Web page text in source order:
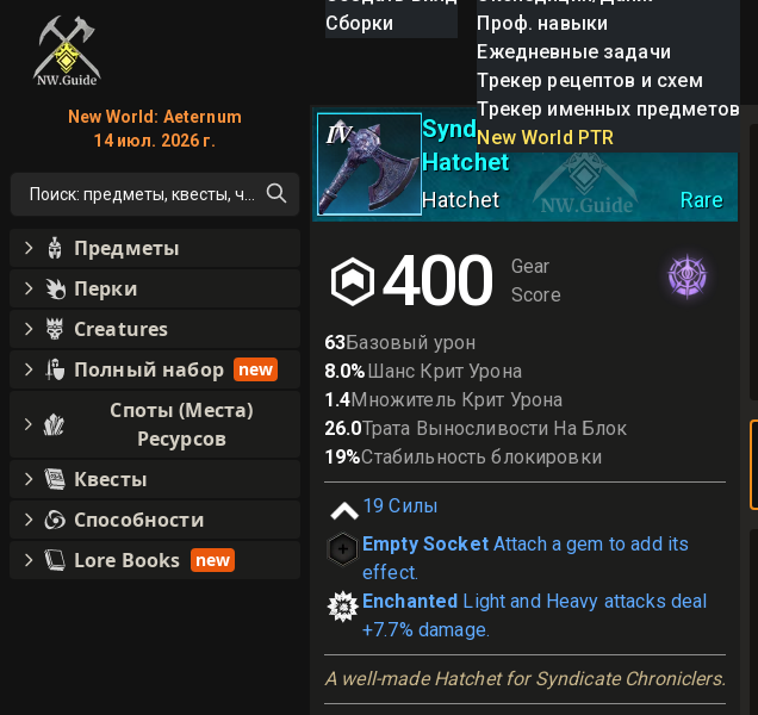
Сборки
Проф. навыки
Ежедневные задачи
Трекер рецептов и схем
Трекер именных предметов
New World PTR
IV
Syndicate Chronicler
Hatchet
Hatchet Rare
400
Gear
Score
63Базовый урон
8.0%Шанс Крит Урона
1.4Множитель Крит Урона
26.0Трата Выносливости На Блок
19%Стабильность блокировки
19 Силы
Empty Socket Attach a gem to add its
effect.
Enchanted Light and Heavy attacks deal
+7.7% damage.
A well-made Hatchet for Syndicate Chroniclers.
New World: Aeternum
14 июл. 2026 г.
Поиск: предметы, квесты, что угодно!
Предметы
Перки
Creatures
Полный набор
new
Споты (Места)
Ресурсов
Квесты
Способности
Lore Books
new